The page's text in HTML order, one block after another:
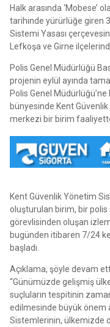
Halk arasında ‘Mobese’
tarihinde yürürlüğe giren
Sistemi Yasası
Lefkoşa ve Girne
Polis Genel Müdürlüğü
projenin eylül ayında
Polis Genel
bünyesinde Kent
merkezi bir birim
Kent Güvenlik Yönetim
oluşturulan birim, bir polis
görevlisinden oluşan
bugünden itibaren 7/24
başladı.
Açıklama, şöyle devam
“Günümüzde gelişmiş
suçluların tespitinin
edilmesinde büyük önem
Sistemlerinin, ülkemizde